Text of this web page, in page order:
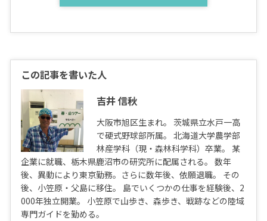
この記事を書いた人
吉井 信秋
大阪市旭区生まれ。 茨城県立水戸一高
で硬式野球部所属。 北海道大学農学部
林産学科（現・森林科学科）卒業。 某
企業に就職、栃木県鹿沼市の研究所に配属される。 数年
後、異動により東京勤務。さらに数年後、依願退職。 その
後、小笠原・父島に移住。 島でいくつかの仕事を経験後、2
000年独立開業。 小笠原で山歩き、森歩き、戦跡などの陸域
専門ガイドを勤める。